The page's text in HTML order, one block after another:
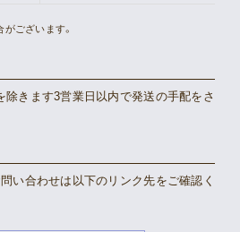
ございます。
除きます3営業日以内で発送の手配をさ
い合わせは以下のリンク先をご確認く